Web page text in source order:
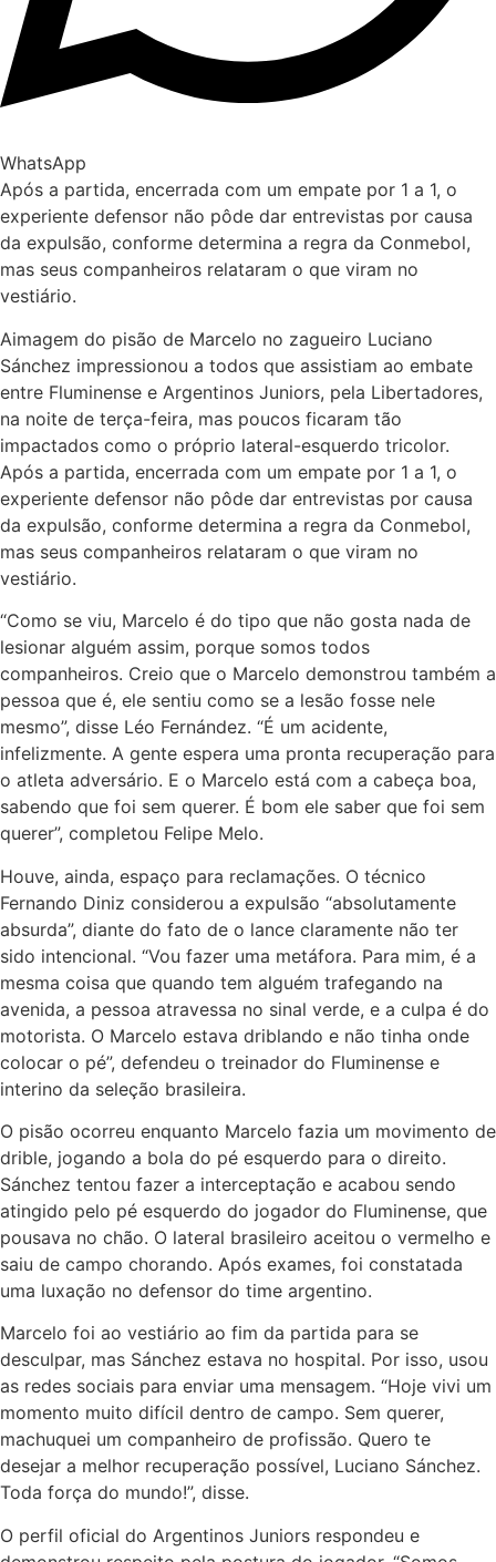
WhatsApp
Após a partida, encerrada com um empate por 1 a 1, o
experiente defensor não pôde dar entrevistas por causa
da expulsão, conforme determina a regra da Conmebol,
mas seus companheiros relataram o que viram no
vestiário.
Aimagem do pisão de Marcelo no zagueiro Luciano
Sánchez impressionou a todos que assistiam ao embate
entre Fluminense e Argentinos Juniors, pela Libertadores,
na noite de terça-feira, mas poucos ficaram tão
impactados como o próprio lateral-esquerdo tricolor.
Após a partida, encerrada com um empate por 1 a 1, o
experiente defensor não pôde dar entrevistas por causa
da expulsão, conforme determina a regra da Conmebol,
mas seus companheiros relataram o que viram no
vestiário.
“Como se viu, Marcelo é do tipo que não gosta nada de
lesionar alguém assim, porque somos todos
companheiros. Creio que o Marcelo demonstrou também a
pessoa que é, ele sentiu como se a lesão fosse nele
mesmo”, disse Léo Fernández. “É um acidente,
infelizmente. A gente espera uma pronta recuperação para
o atleta adversário. E o Marcelo está com a cabeça boa,
sabendo que foi sem querer. É bom ele saber que foi sem
querer”, completou Felipe Melo.
Houve, ainda, espaço para reclamações. O técnico
Fernando Diniz considerou a expulsão “absolutamente
absurda”, diante do fato de o lance claramente não ter
sido intencional. “Vou fazer uma metáfora. Para mim, é a
mesma coisa que quando tem alguém trafegando na
avenida, a pessoa atravessa no sinal verde, e a culpa é do
motorista. O Marcelo estava driblando e não tinha onde
colocar o pé”, defendeu o treinador do Fluminense e
interino da seleção brasileira.
O pisão ocorreu enquanto Marcelo fazia um movimento de
drible, jogando a bola do pé esquerdo para o direito.
Sánchez tentou fazer a interceptação e acabou sendo
atingido pelo pé esquerdo do jogador do Fluminense, que
pousava no chão. O lateral brasileiro aceitou o vermelho e
saiu de campo chorando. Após exames, foi constatada
uma luxação no defensor do time argentino.
Marcelo foi ao vestiário ao fim da partida para se
desculpar, mas Sánchez estava no hospital. Por isso, usou
as redes sociais para enviar uma mensagem. “Hoje vivi um
momento muito difícil dentro de campo. Sem querer,
machuquei um companheiro de profissão. Quero te
desejar a melhor recuperação possível, Luciano Sánchez.
Toda força do mundo!”, disse.
O perfil oficial do Argentinos Juniors respondeu e